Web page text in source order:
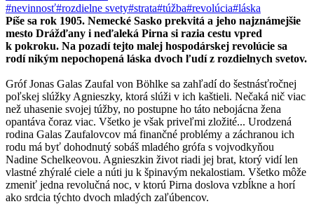
#nevinnosť#rozdielne svety#strata#túžba#revolúcia#láska
Píše sa rok 1905. Nemecké Sasko prekvitá a jeho najznámejšie
mesto Drážďany i neďaleká Pirna si razia cestu vpred
k pokroku. Na pozadí tejto malej hospodárskej revolúcie sa
rodí nikým nepochopená láska dvoch ľudí z rozdielnych svetov.
Gróf Jonas Galas Zaufal von Böhlke sa zahľadí do šestnásťročnej
poľskej slúžky Agnieszky, ktorá slúži v ich kaštieli. Nečaká nič viac
než uhasenie svojej túžby, no postupne ho táto nebojácna žena
opantáva čoraz viac. Všetko je však priveľmi zložité... Urodzená
rodina Galas Zaufalovcov má finančné problémy a záchranou ich
rodu má byť dohodnutý sobáš mladého grófa s vojvodkyňou
Nadine Schelkeovou. Agnieszkin život riadi jej brat, ktorý vidí len
vlastné zhýralé ciele a núti ju k špinavým nekalostiam. Všetko môže
zmeniť jedna revolučná noc, v ktorú Pirna doslova vzbĺkne a horí
ako srdcia týchto dvoch mladých zaľúbencov.